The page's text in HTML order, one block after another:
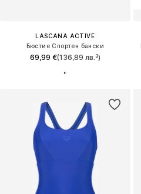
LASCANA ACTIVE
Бюстие Спортен бански
69,99 €(136,89 лв.³)